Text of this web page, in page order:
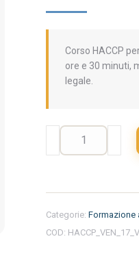
Corso HACCP
ore e 30 minuti,
legale.
Formazione
del
alimentare
nella
Categorie: Formazione
COD: